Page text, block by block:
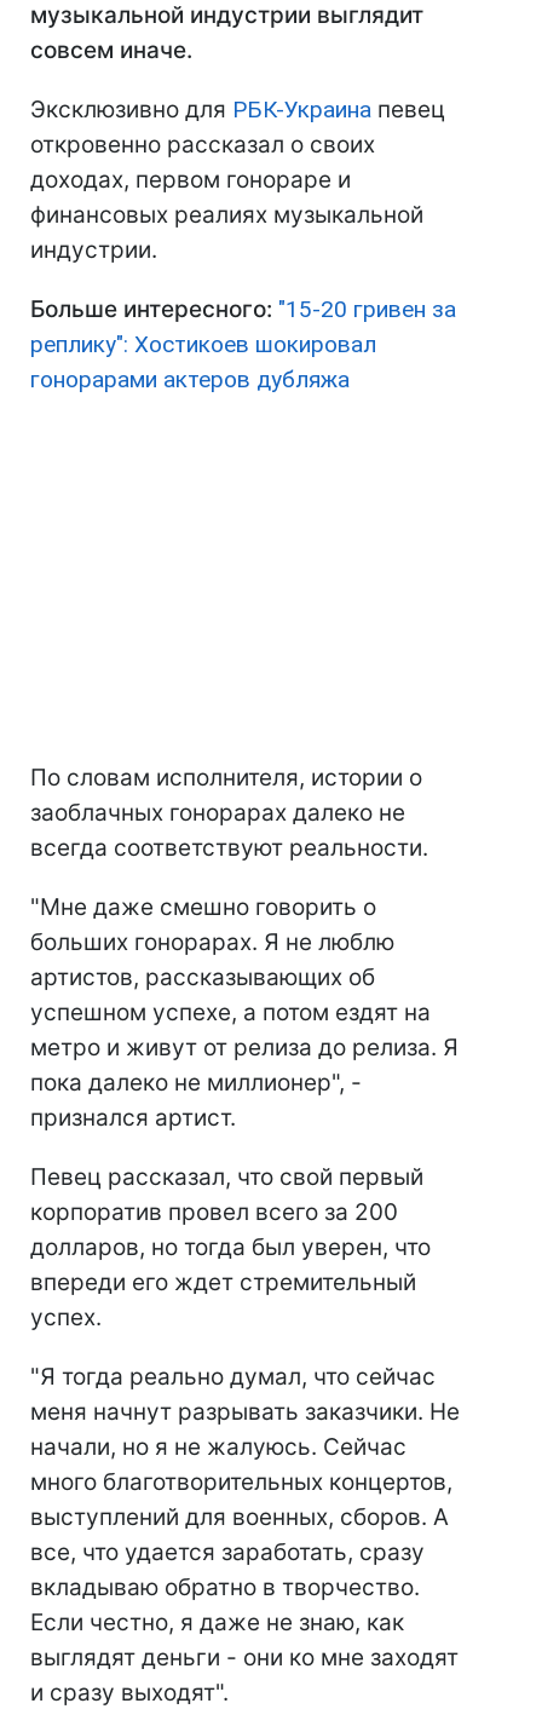
музыкальной индустрии выглядит
совсем иначе.
Эксклюзивно для РБК-Украина певец
откровенно рассказал о своих
доходах, первом гонораре и
финансовых реалиях музыкальной
индустрии.
Больше интересного: "15-20 гривен за
реплику": Хостикоев шокировал
гонорарами актеров дубляжа
По словам исполнителя, истории о
заоблачных гонорарах далеко не
всегда соответствуют реальности.
"Мне даже смешно говорить о
больших гонорарах. Я не люблю
артистов, рассказывающих об
успешном успехе, а потом ездят на
метро и живут от релиза до релиза. Я
пока далеко не миллионер", -
признался артист.
Певец рассказал, что свой первый
корпоратив провел всего за 200
долларов, но тогда был уверен, что
впереди его ждет стремительный
успех.
"Я тогда реально думал, что сейчас
меня начнут разрывать заказчики. Не
начали, но я не жалуюсь. Сейчас
много благотворительных концертов,
выступлений для военных, сборов. А
все, что удается заработать, сразу
вкладываю обратно в творчество.
Если честно, я даже не знаю, как
выглядят деньги - они ко мне заходят
и сразу выходят".